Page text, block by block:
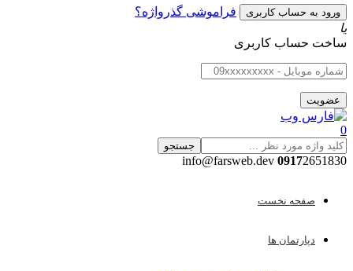
فراموشی گذرواژه؟
یا
ساخت حساب کاربری
0
جستجو
09172651830 info@farsweb.dev
صفحه نخست
دپارتمان ها